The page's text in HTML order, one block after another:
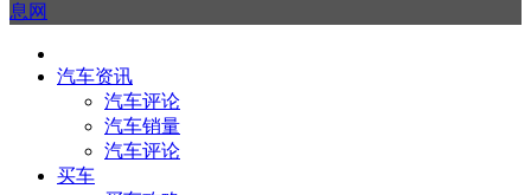
息网
汽车资讯
汽车评论
汽车销量
汽车评论
买车